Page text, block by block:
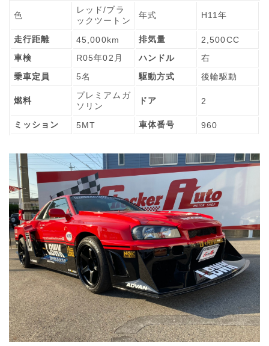
色
レッド/ブラ
ックツートン
年式 H11年
走行距離 45,000km 排気量
2,500CC
車検
R05年02月 ハンドル
右
乗車定員
5名 駆動方式 後輪駆動
燃料
プレミアムガ
ソリン
ドア 2
ミッション 5MT 車体番号 960